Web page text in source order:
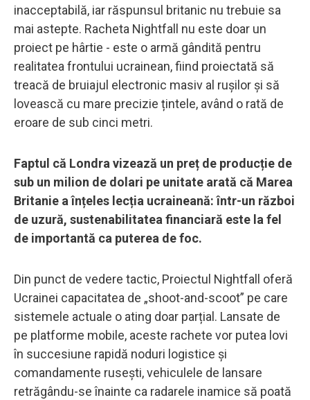
inacceptabilă, iar răspunsul britanic nu trebuie sa
mai astepte. Racheta Nightfall nu este doar un
proiect pe hârtie - este o armă gândită pentru
realitatea frontului ucrainean, fiind proiectată să
treacă de bruiajul electronic masiv al rușilor și să
lovească cu mare precizie țintele, având o rată de
eroare de sub cinci metri.
Faptul că Londra vizează un preț de producție de
sub un milion de dolari pe unitate arată că Marea
Britanie a înțeles lecția ucraineană: într-un război
de uzură, sustenabilitatea financiară este la fel
de importantă ca puterea de foc.
Din punct de vedere tactic, Proiectul Nightfall oferă
Ucrainei capacitatea de „shoot-and-scoot” pe care
sistemele actuale o ating doar parțial. Lansate de
pe platforme mobile, aceste rachete vor putea lovi
în succesiune rapidă noduri logistice și
comandamente rusești, vehiculele de lansare
retrăgându-se înainte ca radarele inamice să poată